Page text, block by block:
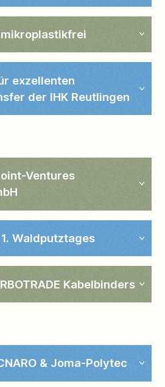
exzellenten
der IHK Reutlingen
Ventures
Waldputztages
Kabelbinders
& Joma-Polytec